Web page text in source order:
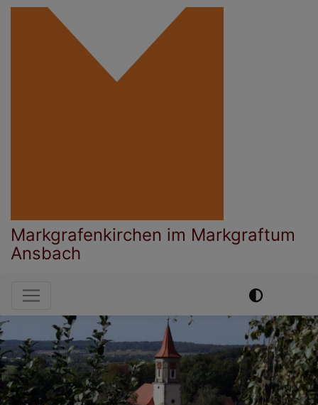
Direkt
Markgrafenkirchen im Markgraftum
Ansbach
Hauptnavigation